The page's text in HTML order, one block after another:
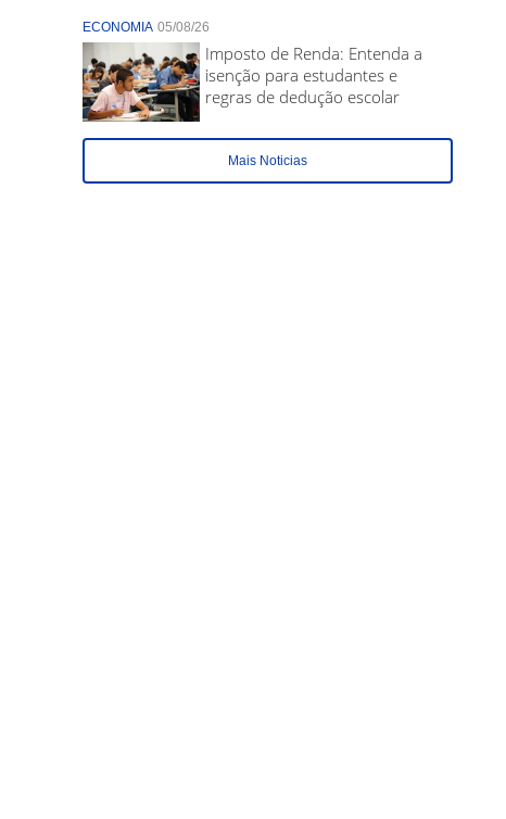
ECONOMIA 05/08/26
Imposto de Renda: Entenda a
isenção para estudantes e
regras de dedução escolar
Mais Noticias